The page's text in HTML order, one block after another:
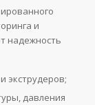
и
надежность
экструдеров;
давления